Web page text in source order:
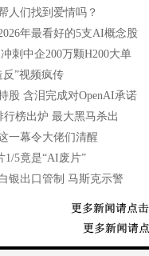
人们找到爱情吗？
年最看好的5支AI概念股
刺中企200万颗H200大单
”视频疯传
股 含泪完成对OpenAI承诺
榜出炉 最大黑马杀出
一幕令大佬们清醒
1/5竟是“AI废片”
银出口管制 马斯克示警